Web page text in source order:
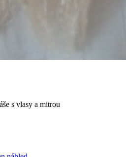
s vlasy a mitrou